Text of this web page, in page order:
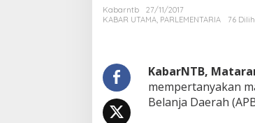
t
a
a
n
Kabarntb
27/11/2017
KABAR UTAMA, PARLEMENTARIA 76
KabarNTB,
mempertanyakan
Belanja Daerah